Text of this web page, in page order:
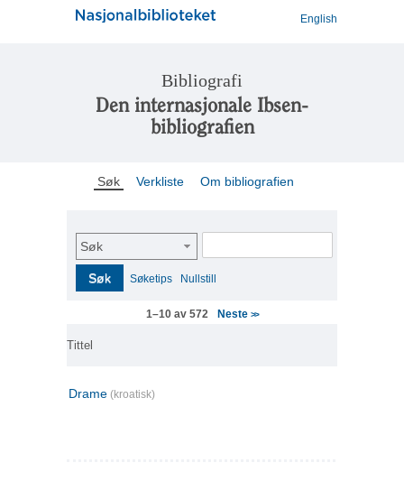
English
Bibliografi
Den internasjonale Ibsen-
bibliografien
Søk Verkliste Om bibliografien
Søk
Søk Søketips Nullstill
1–10 av 572 Neste >>
Tittel
Drame (kroatisk)